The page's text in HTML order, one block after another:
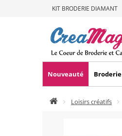
KIT BRODERIE DIAMANT
Nouveauté Broderie
Loisirs créatifs